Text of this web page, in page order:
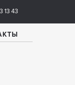
13 43